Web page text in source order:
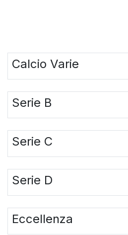
Calcio Varie
Serie B
Serie C
Serie D
Eccellenza